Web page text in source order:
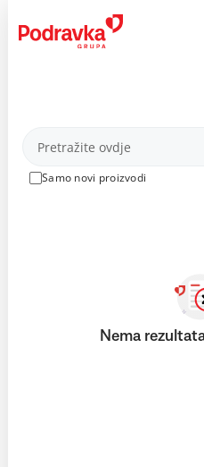
content
Proizvodi
Samo novi proizvodi
Nema